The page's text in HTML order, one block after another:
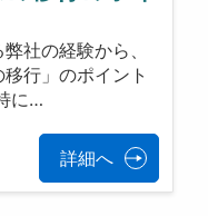
社の経験から、
行」のポイント
に…
詳細へ